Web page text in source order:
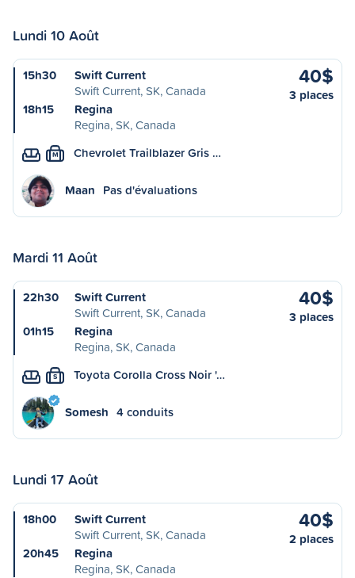
Lundi 10 Août
15h30
Swift Current
Swift Current, SK, Canada
18h15
Regina
Regina, SK, Canada
40$
3 places
M Chevrolet Trailblazer Gris …
Maan Pas d'évaluations
Mardi 11 Août
22h30
Swift Current
Swift Current, SK, Canada
01h15
Regina
Regina, SK, Canada
40$
3 places
S Toyota Corolla Cross Noir '…
Somesh 4 conduits
Lundi 17 Août
18h00
Swift Current
Swift Current, SK, Canada
20h45
Regina
Regina, SK, Canada
40$
2 places